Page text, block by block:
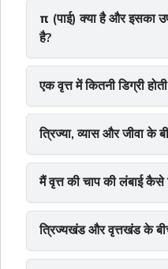
π (पाई) क्या है और इसका
है?
एक वृत्त में कितनी डिग्री
त्रिज्या, व्यास और जीवा के
मैं वृत्त की चाप की लंबाई कैसे
त्रिज्यखंड और वृत्तखंड के